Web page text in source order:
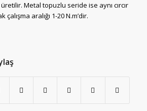
Metal topuzlu seride ise aynı cırcır
aralığı 1-20 N.m’dir.